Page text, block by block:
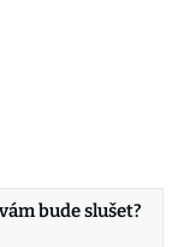
bude slušet?